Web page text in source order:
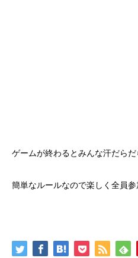
ゲームが終わるとみんな汗だら
簡単なルールなので楽しく全員